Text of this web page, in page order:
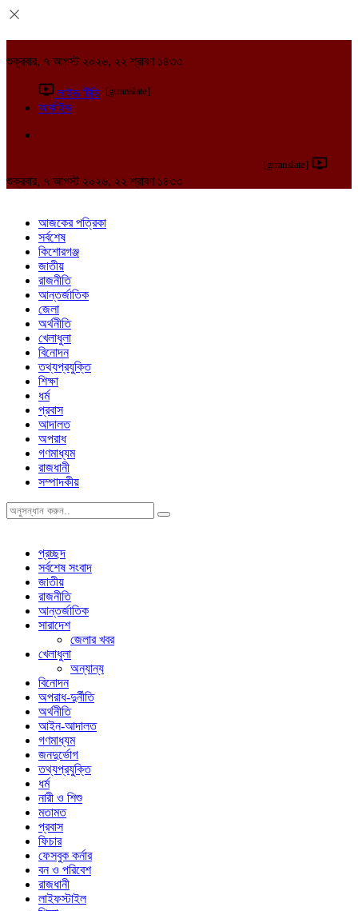
শুক্রবার, ৭ আগস্ট ২০২৬, ২২ শ্রাবণ ১৪৩৩
লাইভ টিভি [gtranslate]
আর্কাইভ
[gtranslate]
শুক্রবার, ৭ আগস্ট ২০২৬, ২২ শ্রাবণ ১৪৩৩
আজকের পত্রিকা
সর্বশেষ
কিশোরগঞ্জ
জাতীয়
রাজনীতি
আন্তর্জাতিক
জেলা
অর্থনীতি
খেলাধুলা
বিনোদন
তথ্যপ্রযুক্তি
শিক্ষা
ধর্ম
প্রবাস
আদালত
অপরাধ
গণমাধ্যম
রাজধানী
সম্পাদকীয়
প্রচ্ছদ
সর্বশেষ সংবাদ
জাতীয়
রাজনীতি
আন্তর্জাতিক
সারাদেশ
জেলার খবর
খেলাধুলা
অন্যান্য
বিনোদন
অপরাধ-দুর্নীতি
অর্থনীতি
আইন-আদালত
গণমাধ্যম
জনদুর্ভোগ
তথ্যপ্রযুক্তি
ধর্ম
নারী ও শিশু
মতামত
প্রবাস
ফিচার
ফেসবুক কর্নার
বন ও পরিবেশ
রাজধানী
লাইফস্টাইল